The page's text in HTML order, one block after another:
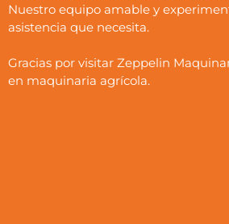
Nuestro equipo amable y
asistencia que necesita.
Gracias por visitar Zeppelin
en maquinaria agrícola.